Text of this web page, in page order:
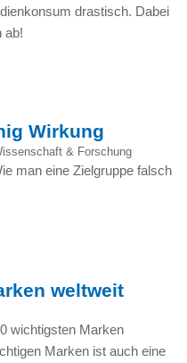
drastisch. Dabei
ab!
Wirkung
& Forschung
man eine Zielgruppe falsch
weltweit
wichtigsten Marken
Marken ist auch eine